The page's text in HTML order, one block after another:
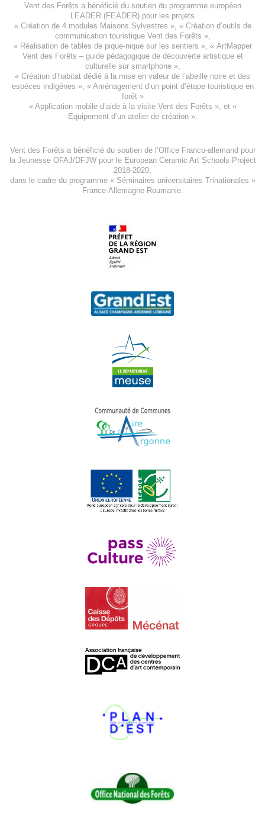
Vent des Forêts a bénéficié du soutien du programme européen
LEADER (FEADER) pour les projets
« Création de 4 modules Maisons Sylvestres », « Création d’outils de
communication touristique Vent des Forêts »,
« Réalisation de tables de pique-nique sur les sentiers », « ArtMapper
Vent des Forêts – guide pédagogique de découverte artistique et
culturelle sur smartphone »,
« Création d’habitat dédié à la mise en valeur de l’abeille noire et des
espèces indigènes », « Aménagement d’un point d’étape touristique en
forêt»
« Application mobile d’aide à la visite Vent des Forêts », et «
Equipement d’un atelier de création».
Vent des Forêts a bénéficié du soutien de l’Office Franco-allemand pour
la Jeunesse OFAJ/DFJWpour leEuropean Ceramic Art Schools Project
2018-2020
dans le cadre du programme « Séminaires universitaires Trinationales »
France-Allemagne-Roumanie.